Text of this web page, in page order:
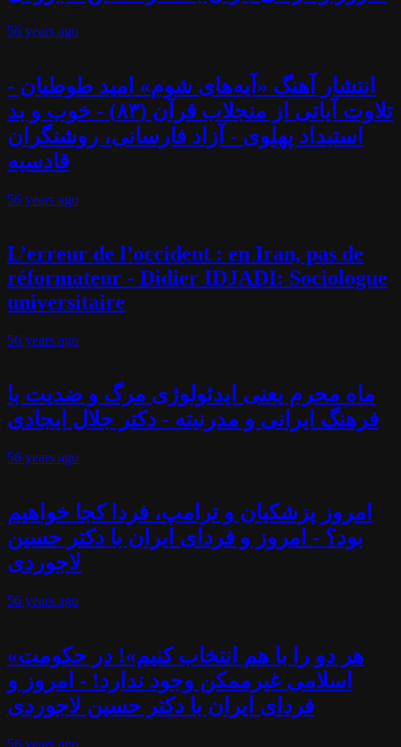
56 years ago
انتشار آهنگ «آیه‌های شوم» امید طوطیان -
تلاوت آیاتی از منجلاب قرآن (۸۳) - خوب و بد
استبداد پهلوی - آزاد فارسانی، روشنگران
قادسیه
56 years ago
L’erreur de l’occident : en Iran, pas de
réformateur - Didier IDJADI: Sociologue
universitaire
56 years ago
ماه محرم یعنی ایدئولوژی مرگ و ضدیت با
فرهنگ ایرانی و مدرنیته - دکتر جلال ایجادی
56 years ago
امروز پزشکیان و ترامپ، فردا کجا خواهیم
بود؟ - امروز و فردای ایران با دکتر حسین
لاجوردی
56 years ago
«هر دو را با هم انتخاب کنیم»! در حکومت
اسلامی غیرممکن وجود ندارد! - امروز و
فردای ایران با دکتر حسین لاجوردی
56 years ago